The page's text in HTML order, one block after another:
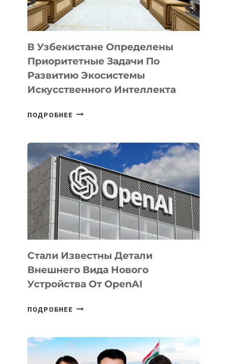
В Узбекистане Определены
Приоритетные Задачи По
Развитию Экосистемы
Искусственного Интеллекта
ПОДРОБНЕЕ
ПРИОРИТЕТНЫЕ
ЗАДАЧИ
ПО
РАЗВИТИЮ
ЭКОСИСТЕМЫ
ИСКУССТВЕННОГО
ИНТЕЛЛЕКТА
Стали Известны Детали
Внешнего Вида Нового
Устройства От OpenAI
ПОДРОБНЕЕ СТАЛИ
ВНЕШНЕГО
ВИДА